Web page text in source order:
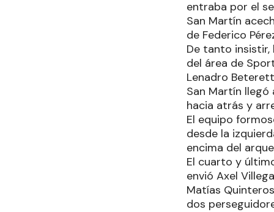
entraba por el
San Martín
de Federico
De tanto
del área de
Lenadro
San Martín llegó
hacia atrás y
El equipo
desde la
encima del
El cuarto y
envió Axel
Matías
dos